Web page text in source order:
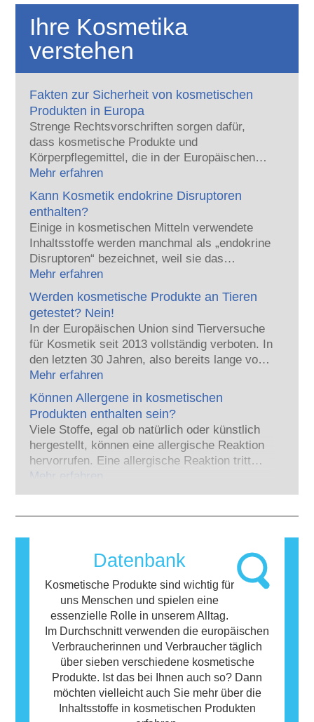
Ihre Kosmetika
verstehen
Fakten zur Sicherheit von kosmetischen
Produkten in Europa
Strenge Rechtsvorschriften sorgen dafür,
dass kosmetische Produkte und
Körperpflegemittel, die in der Europäischen
Union verkauft werden, sicher für die
Anwendung am Menschen sind. Die
Kosmetikhersteller sowie nationale und
europäische Regulierungsbehörden tragen
gemeinsam die Verantwortung für die
Sicherheit von kosmetischen Produkten.
Mehr erfahren
Kann Kosmetik endokrine Disruptoren
enthalten?
Einige in kosmetischen Mitteln verwendete
Inhaltsstoffe werden manchmal als „endokrine
Disruptoren“ bezeichnet, weil sie das
Potenzial haben, einige der Eigenschaften
unserer Hormone nachzuahmen. Aber: Nur
weil etwas das Potenzial hat, ein Hormon zu
imitieren, heißt das nicht, dass es unser
Hormonsystem auch tatsächlich stören wird.
Viele Stoffe, auch natürliche, ahmen Hormone
nach, aber nur bei sehr wenigen – und dabei
handelt es sich zumeist um wirksame
Arzneimittel – wurde jemals eine Störung des
Hormonsystems nachgewiesen. Die strengen
Sicherheitsbewertungen der kosmetischen
Produkte durch qualifizierte wissenschaftliche
Experten, zu denen die Unternehmen
gesetzlich verpflichtet sind, decken alle
Mehr erfahren
Werden kosmetische Produkte an Tieren
getestet? Nein!
In der Europäischen Union sind Tierversuche
für Kosmetik seit 2013 vollständig verboten. In
den letzten 30 Jahren, also bereits lange vor
dem Verbot, hat die Kosmetik- und
Körperpflegebranche viel in Forschung und
Entwicklung investiert, um Alternativen zu
Tierversuchen für die Bewertung der
Sicherheit von Kosmetik-Inhaltsstoffen und -
Produkten zu entwickeln.
Mehr erfahren
Können Allergene in kosmetischen
Produkten enthalten sein?
Viele Stoffe, egal ob natürlich oder künstlich
hergestellt, können eine allergische Reaktion
hervorrufen. Eine allergische Reaktion tritt
auf, wenn das Immunsystem einer Person auf
Körperpflegeprodukte können Inhaltsstoffe
enthalten, die bei manchen Menschen eine
Allergie auslösen können. Das bedeutet
jedoch nicht, dass das Produkt für andere
Personen nicht sicher ist.
Mehr erfahren
Datenbank
Kosmetische Produkte sind wichtig für
uns Menschen und spielen eine
essenzielle Rolle in unserem Alltag.
Im Durchschnitt verwenden die europäischen
Verbraucherinnen und Verbraucher täglich
über sieben verschiedene kosmetische
Produkte. Ist das bei Ihnen auch so? Dann
möchten vielleicht auch Sie mehr über die
Inhaltsstoffe in kosmetischen Produkten